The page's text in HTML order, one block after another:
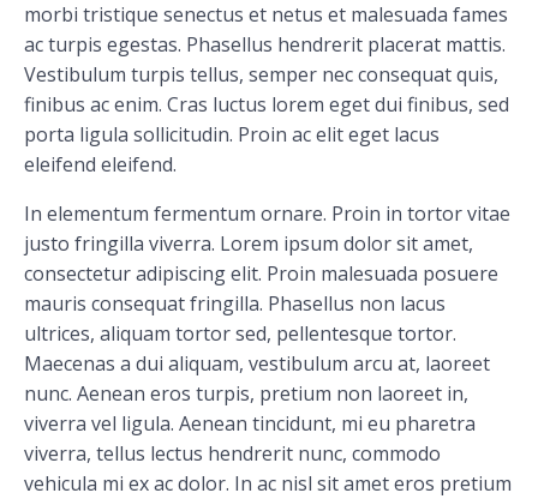
morbi tristique senectus et netus et malesuada fames
ac turpis egestas. Phasellus hendrerit placerat mattis.
Vestibulum turpis tellus, semper nec consequat quis,
finibus ac enim. Cras luctus lorem eget dui finibus, sed
porta ligula sollicitudin. Proin ac elit eget lacus
eleifend eleifend.
In elementum fermentum ornare. Proin in tortor vitae
justo fringilla viverra. Lorem ipsum dolor sit amet,
consectetur adipiscing elit. Proin malesuada posuere
mauris consequat fringilla. Phasellus non lacus
ultrices, aliquam tortor sed, pellentesque tortor.
Maecenas a dui aliquam, vestibulum arcu at, laoreet
nunc. Aenean eros turpis, pretium non laoreet in,
viverra vel ligula. Aenean tincidunt, mi eu pharetra
viverra, tellus lectus hendrerit nunc, commodo
vehicula mi ex ac dolor. In ac nisl sit amet eros pretium